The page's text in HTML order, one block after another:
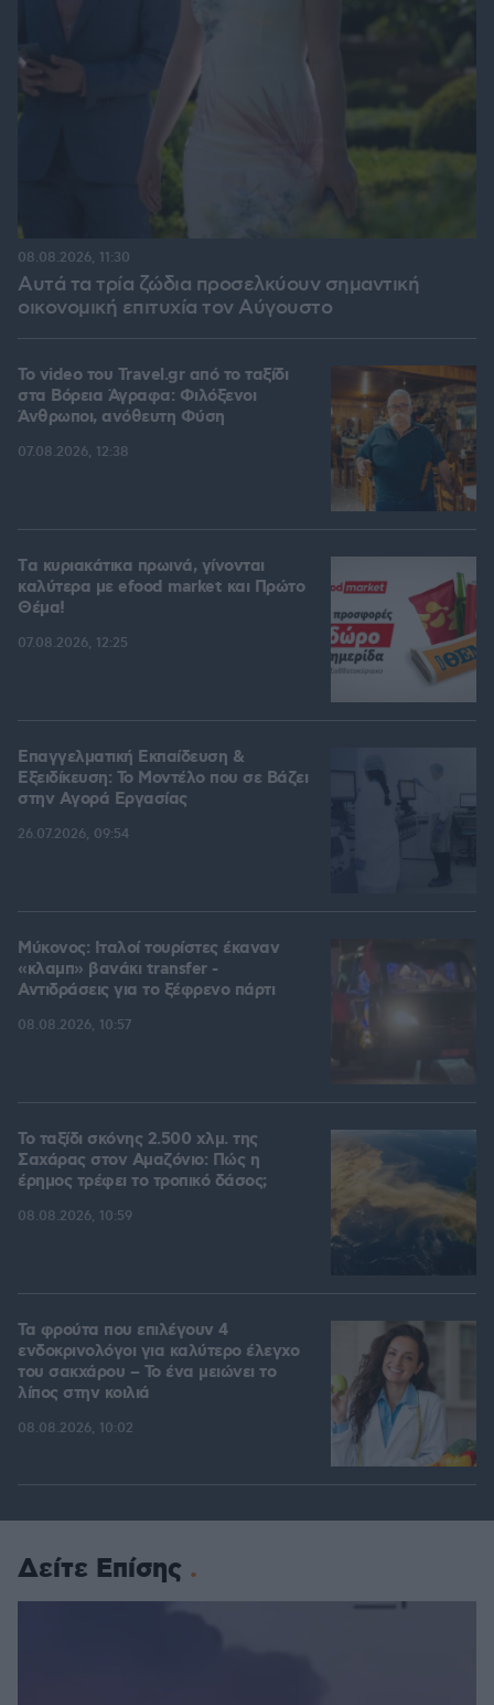
Αυτά τα τρία ζώδια προσελκύουν σημαντική
οικονομική επιτυχία τον Αύγουστο
08.08.2026, 11:30
To video του Travel.gr από το ταξίδι
στα Βόρεια Άγραφα: Φιλόξενοι
Άνθρωποι, ανόθευτη Φύση
07.08.2026, 12:38
Tα κυριακάτικα πρωινά, γίνονται
καλύτερα με efood market και Πρώτο
Θέμα!
07.08.2026, 12:25
Επαγγελματική Εκπαίδευση &
Εξειδίκευση: Το Mοντέλο που σε Bάζει
στην Aγορά Eργασίας
26.07.2026, 09:54
Μύκονος: Ιταλοί τουρίστες έκαναν
«κλαμπ» βανάκι transfer -
Αντιδράσεις για το ξέφρενο πάρτι
08.08.2026, 10:57
Το ταξίδι σκόνης 2.500 χλμ. της
Σαχάρας στον Αμαζόνιο: Πώς η
έρημος τρέφει το τροπικό δάσος;
08.08.2026, 10:59
Τα φρούτα που επιλέγουν 4
ενδοκρινολόγοι για καλύτερο έλεγχο
του σακχάρου – Το ένα μειώνει το
λίπος στην κοιλιά
08.08.2026, 10:02
Δείτε Επίσης